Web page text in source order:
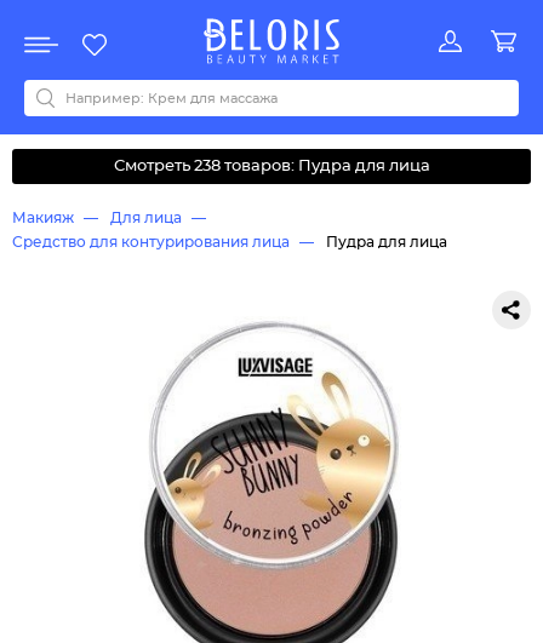
Акции
Все бренды
0-9ABCDEFGHIJKLMNOPQRSTUVWYZАБВДЗИМОКЛНПРСТУФ
Смотреть 238 товаров: Пудра для лица
Макияж
Для лица
Средство для контурирования лица
Пудра для лица